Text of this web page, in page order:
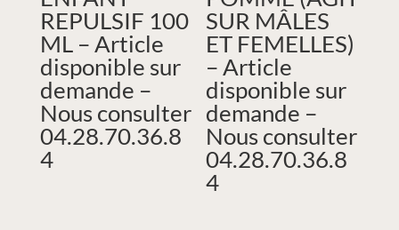
REPULSIF 100
ML – Article
disponible sur
demande –
Nous consulter
04.28.70.36.8
4
SUR MÂLES
ET FEMELLES)
– Article
disponible sur
demande –
Nous consulter
04.28.70.36.8
4